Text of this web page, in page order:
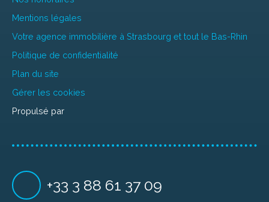
Mentions légales
Votre agence immobilière à Strasbourg et tout le Bas-Rhin
Politique de confidentialité
Plan du site
Gérer les cookies
Propulsé par
+33 3 88 61 37 09